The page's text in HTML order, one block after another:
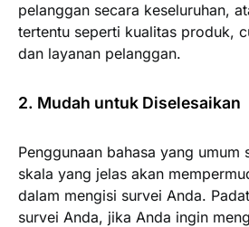
pelanggan secara keseluruhan,
tertentu seperti kualitas produk,
dan layanan pelanggan.
2. Mudah untuk Diselesaikan
Penggunaan bahasa yang umum
skala yang jelas akan
dalam mengisi survei Anda.
survei Anda, jika Anda ingin